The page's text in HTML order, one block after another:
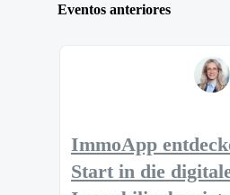
Eventos anteriores
ImmoApp
Start in die